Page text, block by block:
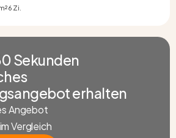
6 Zi.
Sekunden
erhalten
Angebot
Vergleich